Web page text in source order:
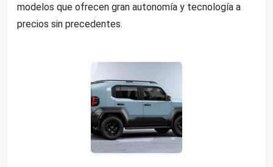
modelos que ofrecen gran autonomía y tecnología a
precios sin precedentes.